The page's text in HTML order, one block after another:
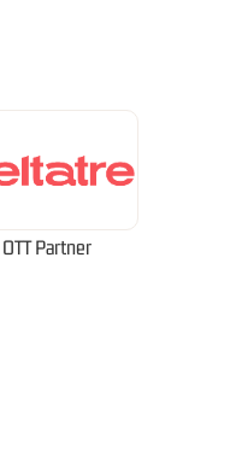
OTT Partner